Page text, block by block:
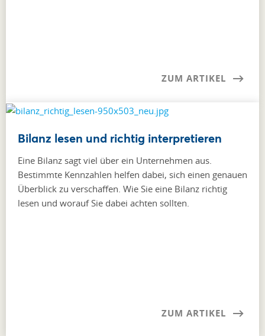
ZUM ARTIKEL
Bilanz lesen und richtig interpretieren
Eine Bilanz sagt viel über ein Unternehmen aus.
Bestimmte Kennzahlen helfen dabei, sich einen genauen
Überblick zu verschaffen. Wie Sie eine Bilanz richtig
lesen und worauf Sie dabei achten sollten.
ZUM ARTIKEL